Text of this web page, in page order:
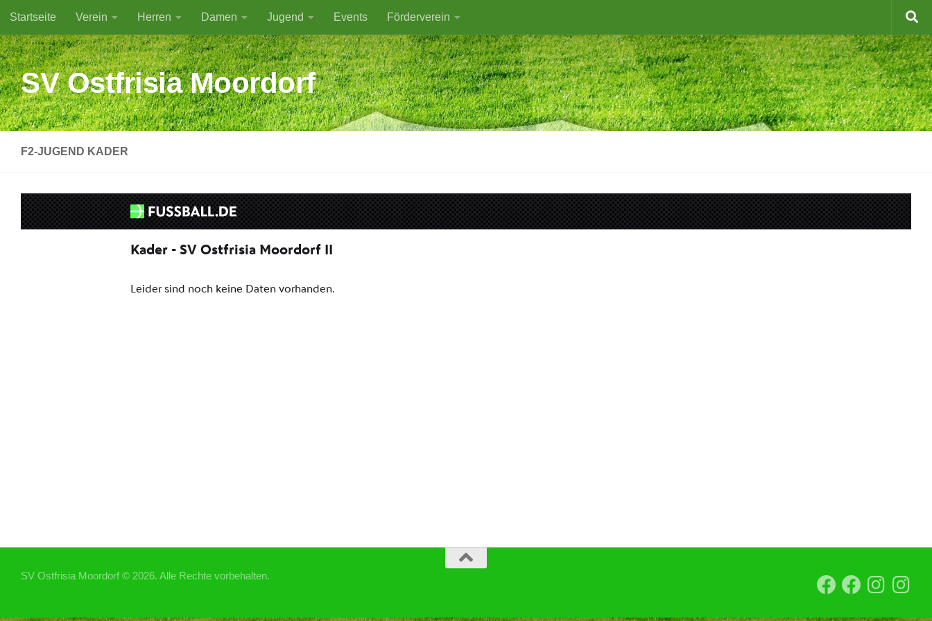
Zum Inhalt springen
Startseite Verein Herren Damen Jugend Events Förderverein
SV Ostfrisia Moordorf
F2-JUGEND KADER
SV Ostfrisia Moordorf © 2026. Alle Rechte vorbehalten.